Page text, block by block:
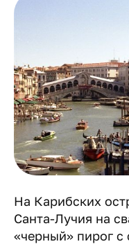
На Карибских
Санта-Лучия на
«черный» пирог